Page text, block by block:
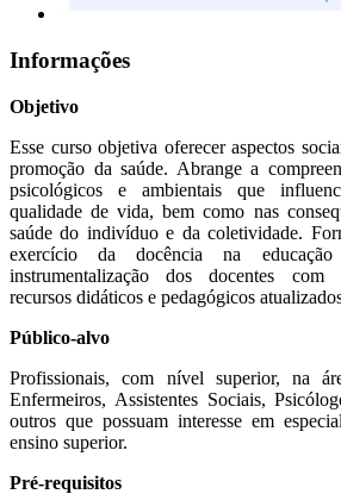
Informações
Objetivo
Esse curso objetiva oferecer aspectos
promoção da saúde. Abrange a
psicológicos e ambientais que
qualidade de vida, bem como nas
saúde do indivíduo e da coletividade.
exercício da docência na
instrumentalização dos docentes com
recursos didáticos e pedagógicos
Público-alvo
Profissionais, com nível superior, na
Enfermeiros, Assistentes Sociais,
outros que possuam interesse em
ensino superior.
Pré-requisitos